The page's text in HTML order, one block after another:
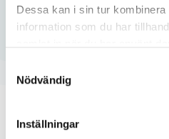
Dessa kan i sin tur
information som du har
Nödvändig
InställningarSov